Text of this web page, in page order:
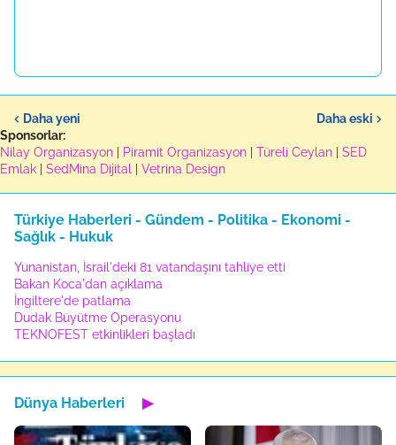
Daha yeni
Daha eski
Sponsorlar:
Nilay Organizasyon
Piramit Organizasyon Türeli Ceylan
SED
Emlak
SedMina Dijital Vetrina Design
Türkiye Haberleri - Gündem - Politika - Ekonomi -
Sağlık - Hukuk
Yunanistan, İsrail'deki 81 vatandaşını tahliye etti
Bakan Koca'dan açıklama
İngiltere'de patlama
Dudak Büyütme Operasyonu
TEKNOFEST etkinlikleri başladı
Dünya Haberleri ▶